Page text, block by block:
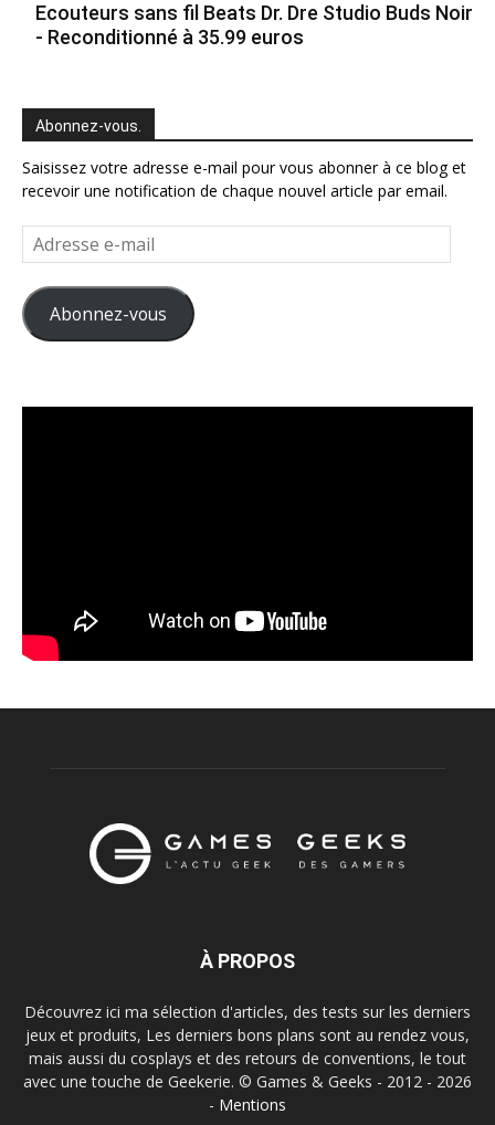
Ecouteurs sans fil Beats Dr. Dre Studio Buds Noir
- Reconditionné à 35.99 euros
Abonnez-vous.
Saisissez votre adresse e-mail pour vous abonner à ce blog et
recevoir une notification de chaque nouvel article par email.
Adresse
e-
mail
Abonnez-vous
À PROPOS
Découvrez ici ma sélection d'articles, des tests sur les derniers
jeux et produits, Les derniers bons plans sont au rendez vous,
mais aussi du cosplays et des retours de conventions, le tout
avec une touche de Geekerie. © Games & Geeks - 2012 - 2026
- Mentions